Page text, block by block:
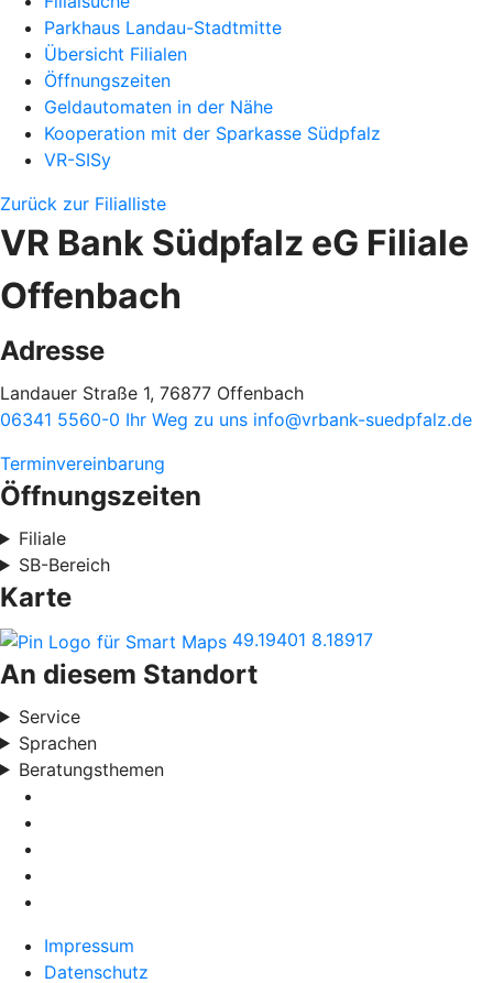
Parkhaus Landau-Stadtmitte
Übersicht Filialen
Öffnungszeiten
Geldautomaten in der Nähe
Kooperation mit der Sparkasse Südpfalz
VR-SISy
Zurück zur Filialliste
VR Bank Südpfalz eG Filiale
Offenbach
Adresse
Landauer Straße 1, 76877 Offenbach
06341 5560-0 Ihr Weg zu uns info@vrbank-suedpfalz.de
Terminvereinbarung
Öffnungszeiten
Filiale
SB-Bereich
Karte
49.19401 8.18917
An diesem Standort
Service
Sprachen
Beratungsthemen
Impressum
Datenschutz